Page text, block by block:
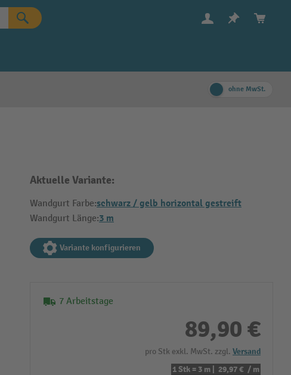
ohne MwSt.
Aktuelle Variante:
Wandgurt Farbe:schwarz / gelb horizontal gestreift
Wandgurt Länge:3 m
Variante konfigurieren
7 Arbeitstage
89,90 €
pro Stk exkl. MwSt. zzgl. Versand
1 Stk = 3 m | 29,97 € / m